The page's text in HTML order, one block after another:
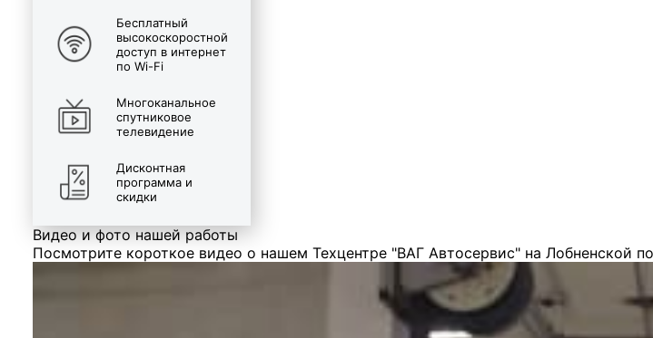
Бесплатный
высокоскоростной
доступ в интернет
по Wi-Fi
Многоканальное
спутниковое
телевидение
Дисконтная
программа и
скидки
Видео и фото нашей работы
Посмотрите короткое видео о нашем Техцентре "ВАГ Автосервис" на Лобненской